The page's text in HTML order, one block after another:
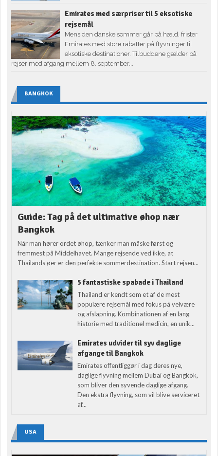
Emirates med særpriser til 5 eksotiske
rejsemål
Mens den danske sommer går på hæld, frister
Emirates med store rabatter på flyvninger til
eksotiske destinationer. Tilbuddene gælder på
rejser med afgang mellem 8. september...
BANGKOK
Guide: Tag på det ultimative øhop nær
Bangkok
Når man hører ordet øhop, tænker man måske først og
fremmest på Middelhavet. Mange rejsende ved ikke, at
Thailands øer er den perfekte sommerdestination. Start rejsen...
5 fantastiske spabade i Thailand
Thailand er kendt som et af de mest
populære rejsemål med fokus på velvære
og afslapning. Kombinationen af en lang
historie med traditionel medicin, en unik...
Emirates udvider til syv daglige
afgange til Bangkok
Emirates offentliggør i dag deres nye,
daglige flyvning mellem Dubai og Bangkok,
som bliver den syvende daglige afgang.
Den ekstra flyvning, som vil blive serviceret
af...
USA